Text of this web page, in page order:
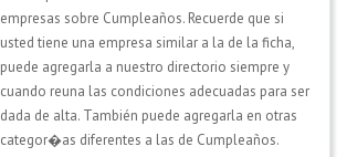
empresas sobre Cumpleaños. Recuerde que si
usted tiene una empresa similar a la de la ficha,
puede agregarla a nuestro directorio siempre y
cuando reuna las condiciones adecuadas para ser
dada de alta. También puede agregarla en otras
categor�as diferentes a las de Cumpleaños.